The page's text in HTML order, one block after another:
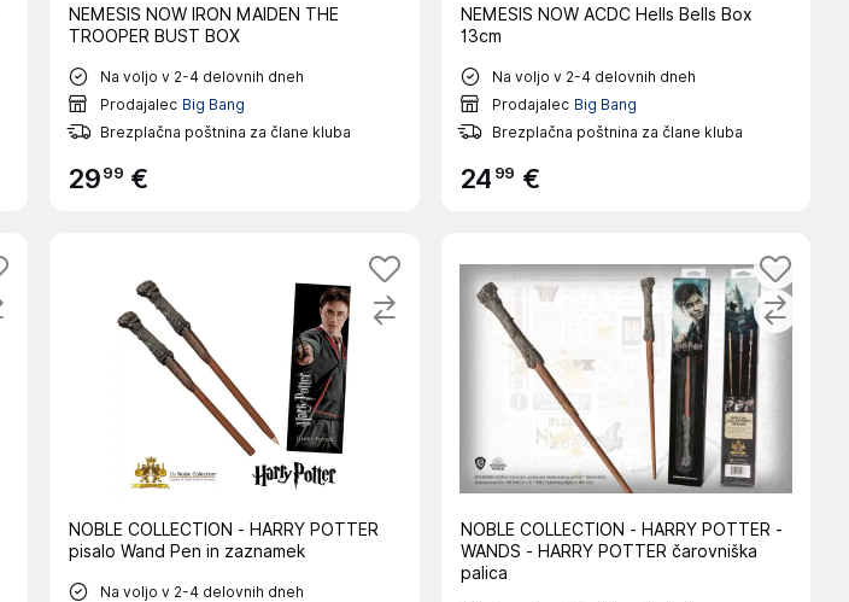
NEMESIS NOW IRON MAIDEN THE
TROOPER BUST BOX
Na voljo v 2-4 delovnih dneh
Prodajalec Big Bang
Brezplačna poštnina za člane kluba
2999 €
NEMESIS NOW ACDC Hells Bells Box
13cm
Na voljo v 2-4 delovnih dneh
Prodajalec Big Bang
Brezplačna poštnina za člane kluba
24 99 €
NOBLE COLLECTION - HARRY POTTER
pisalo Wand Pen in zaznamek
Na voljo v 2-4 delovnih dneh
NOBLE COLLECTION - HARRY POTTER -
WANDS - HARRY POTTER čarovniška
palica